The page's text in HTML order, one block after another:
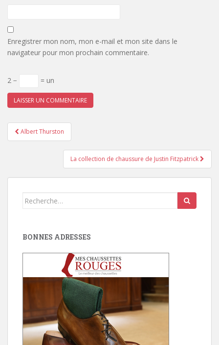
Enregistrer mon nom, mon e-mail et mon site dans le
navigateur pour mon prochain commentaire.
2 − = un
Pagination
d'article
Albert Thurston
La collection de chaussure de Justin Fitzpatrick
Search
BONNES ADRESSES